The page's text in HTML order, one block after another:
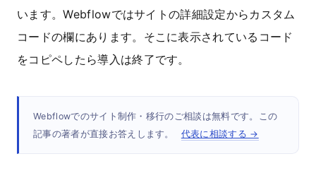
います。Webflowではサイトの詳細設定からカスタム
コードの欄にあります。そこに表示されているコード
をコピペしたら導入は終了です。
Webflowでのサイト制作・移行のご相談は無料です。この
記事の著者が直接お答えします。
代表に相談する →